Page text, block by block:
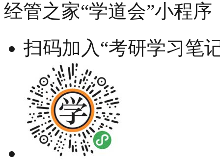
经管之家“学道会”小程序
扫码加入“考研学习笔